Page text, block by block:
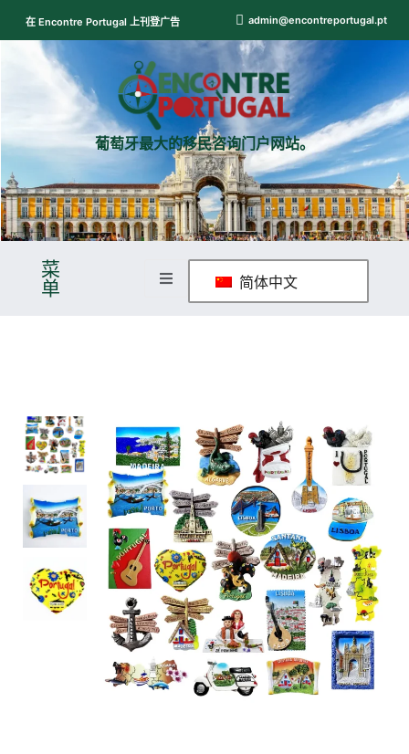
在 Encontre Portugal 上刊登广告 admin@encontreportugal.pt
葡萄牙最大的移民咨询门户网站。
菜
单
简体中文